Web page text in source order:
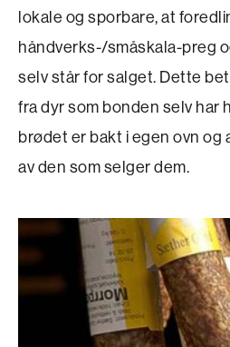
lokale og sporbare, at
håndverks-/småskala-preg
selv står for salget. Dette
fra dyr som bonden selv har
brødet er bakt i egen ovn
av den som selger dem.